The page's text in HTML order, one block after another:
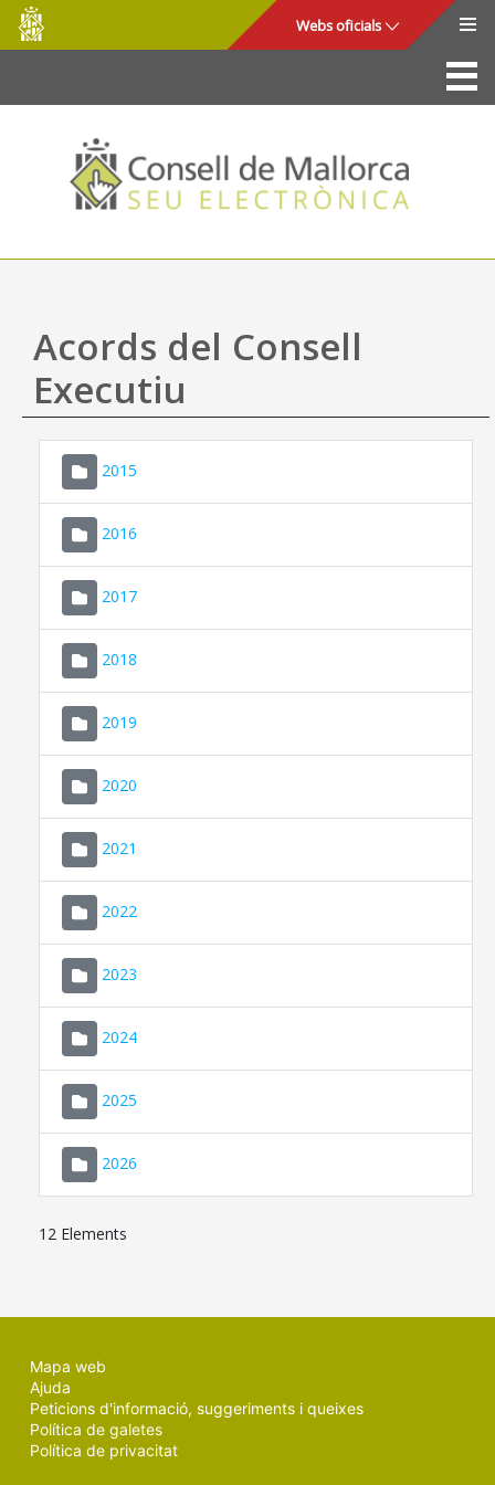
Salta al contingut principal
Consell
de
Mallorca
Webs oficials
La Seu
Consell de Mallorca
Accés i seguretat
Utilitats
Ajuda
Acords del Consell
Executiu
2015
2016
2017
2018
2019
2020
2021
2022
2023
2024
2025
2026
12 Elements
Mapa web
Ajuda
Peticions d'informació, suggeriments i queixes
Política de galetes
Política de privacitat